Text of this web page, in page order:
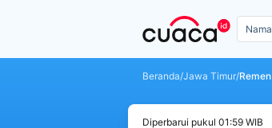
Beranda/Jawa Timur/Remen
Diperbarui pukul 01:59 WIB